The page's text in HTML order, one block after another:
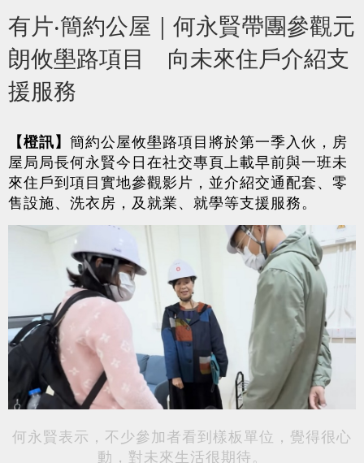
有片‧簡約公屋｜何永賢帶團參觀元
朗攸壆路項目 向未來住戶介紹支
援服務
【橙訊】 簡約公屋攸壆路項目將於第一季入伙，房
屋局局長何永賢今日在社交專頁上載早前與一班未
來住戶到項目實地參觀影片，並介紹交通配套、零
售設施、洗衣房，及就業、就學等支援服務。
何永賢表示，不少參加者看到樣板單位，覺得很心
動，對未來生活很期待。